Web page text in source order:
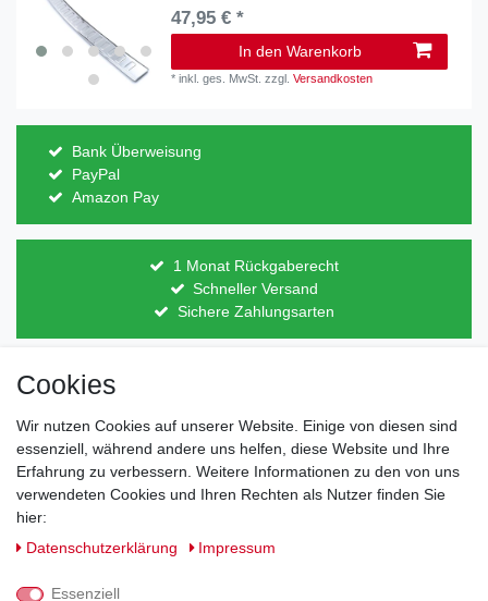
47,95 € *
In den Warenkorb
*inkl. ges. MwSt. zzgl.Versandkosten
Bank Überweisung
PayPal
Amazon Pay
1 Monat Rückgaberecht
Schneller Versand
Sichere Zahlungsarten
Direkt vom Hersteller
Lagerware
Barrierefreiheitserklärung
Cookies
Wir nutzen Cookies auf unserer Website. Einige von diesen sind
essenziell, während andere uns helfen, diese Website und Ihre
Erfahrung zu verbessern. Weitere Informationen zu den von uns
verwendeten Cookies und Ihren Rechten als Nutzer finden Sie
hier:
Daten­schutz­erklärung
Impressum
Essenziell